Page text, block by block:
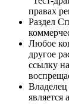
правах
Раздел
Любое
другое
ссылку
является